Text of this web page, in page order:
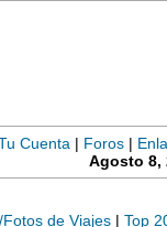
Cuenta | Foros |
Agosto 8,
de Viajes | Top